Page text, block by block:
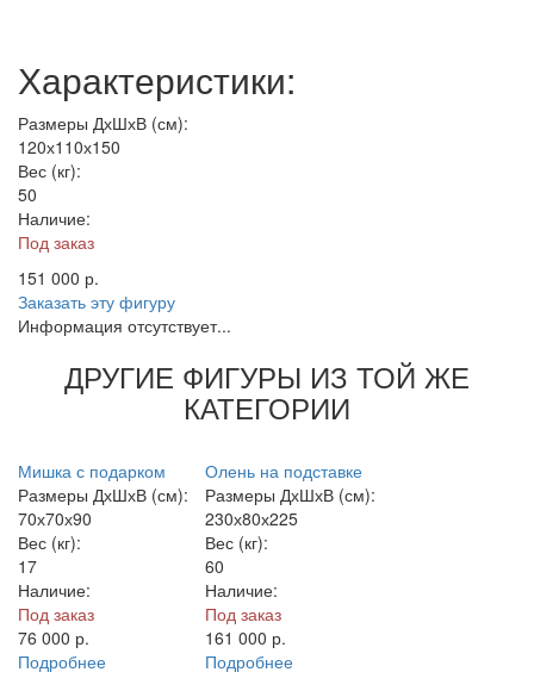
Характеристики:
Размеры ДхШхВ (см):
120х110х150
Вес (кг):
50
Наличие:
Под заказ
151 000 р.
Заказать эту фигуру
Информация отсутствует...
ДРУГИЕ ФИГУРЫ ИЗ ТОЙ ЖЕ
КАТЕГОРИИ
Мишка с подарком
Размеры ДхШхВ (см):
70х70х90
Вес (кг):
17
Наличие:
Под заказ
76 000 р.
Подробнее
Олень на подставке
Размеры ДхШхВ (см):
230х80х225
Вес (кг):
60
Наличие:
Под заказ
161 000 р.
Подробнее